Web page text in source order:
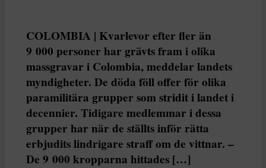
COLOMBIA | Kvarlevor efter fler än
9 000 personer har grävts fram i olika
massgravar i Colombia, meddelar landets
myndigheter. De döda föll offer för olika
paramilitära grupper som stridit i landet i
decennier. Tidigare medlemmar i dessa
grupper har när de ställts inför rätta
erbjudits lindrigare straff om de vittnar. –
De 9 000 kropparna hittades […]